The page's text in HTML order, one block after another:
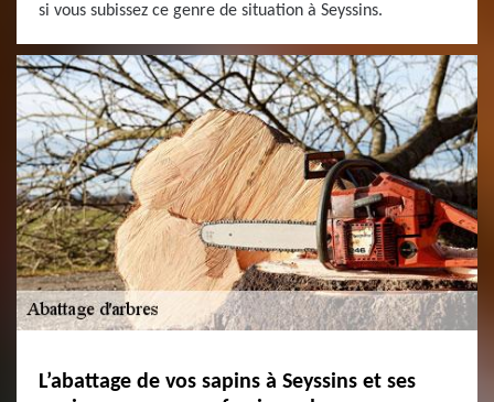
si vous subissez ce genre de situation à Seyssins.
L’abattage de vos sapins à Seyssins et ses